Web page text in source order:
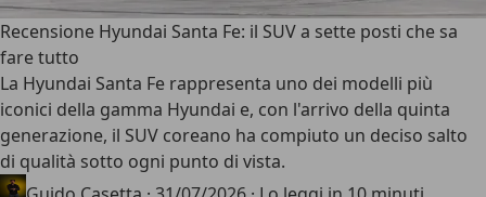
Recensione Hyundai Santa Fe: il SUV a sette posti che sa
fare tutto
La Hyundai Santa Fe rappresenta uno dei modelli più
iconici della gamma Hyundai e, con l'arrivo della quinta
generazione, il SUV coreano ha compiuto un deciso salto
di qualità sotto ogni punto di vista.